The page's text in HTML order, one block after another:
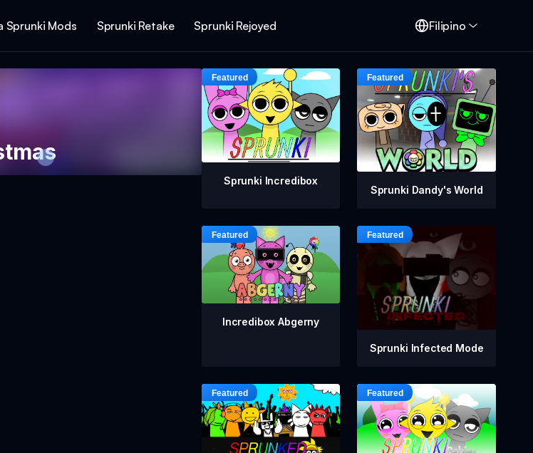
Sprunki Mods Sprunki Retake Sprunki Rejoyed Filipino
Sprunki Incredibox
Sprunki Dandy's World
Incredibox Abgerny
Sprunki Infected Mode